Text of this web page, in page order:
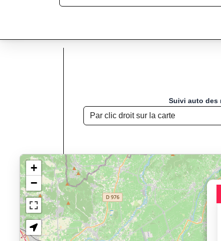
Suivi auto des
Chargement de la carte
Jogging, Course
Affichage du parcours :
+
−